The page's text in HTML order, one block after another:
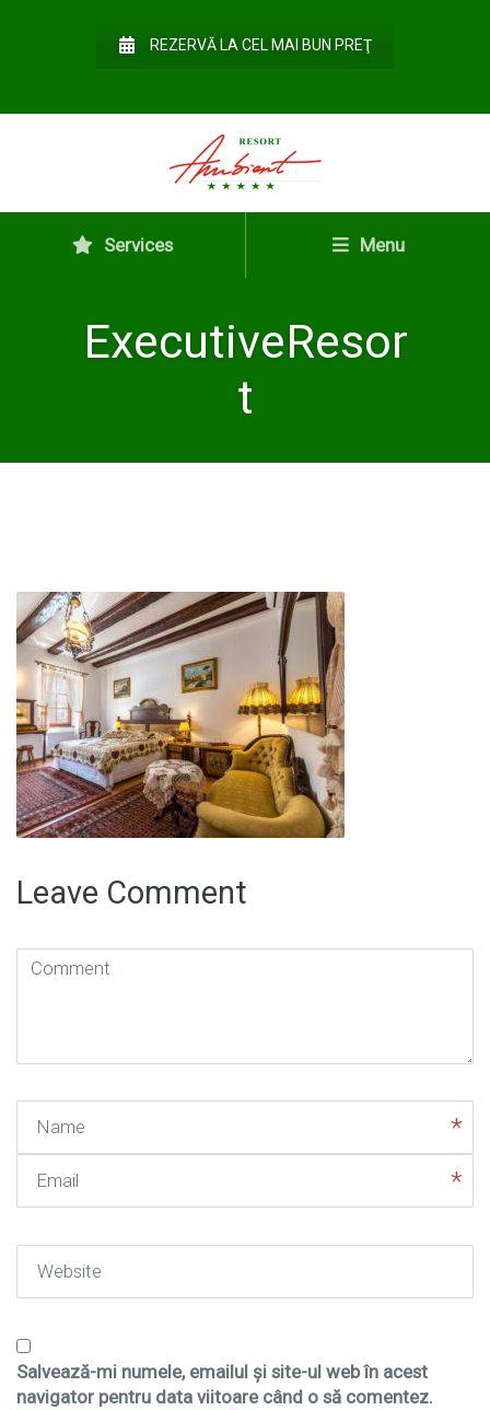
REZERVĂ LA CEL MAI BUN PREŢ
Services Menu
ExecutiveResor
t
Leave Comment
Comment
Salvează-mi numele, emailul și site-ul web în acest
navigator pentru data viitoare când o să comentez.